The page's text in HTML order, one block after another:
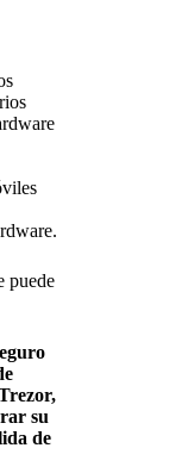
puede
su
de